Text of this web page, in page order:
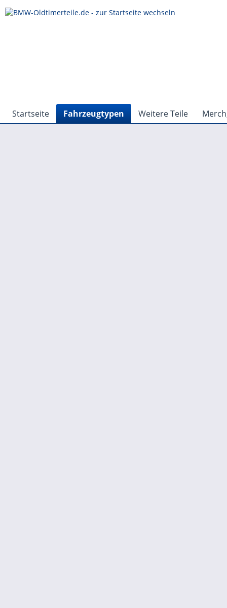
Startseite Fahrzeugtypen Weitere Teile